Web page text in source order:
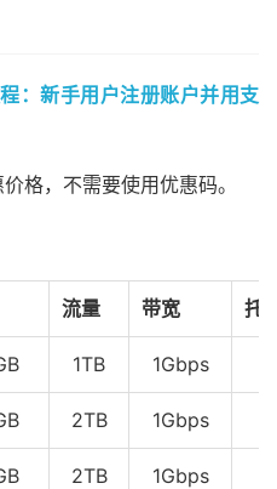
：新手用户注册账户并用支
格，不需要使用优惠码。
流量 带宽 托
1TB 1Gbps
2TB 1Gbps
2TB 1Gbps